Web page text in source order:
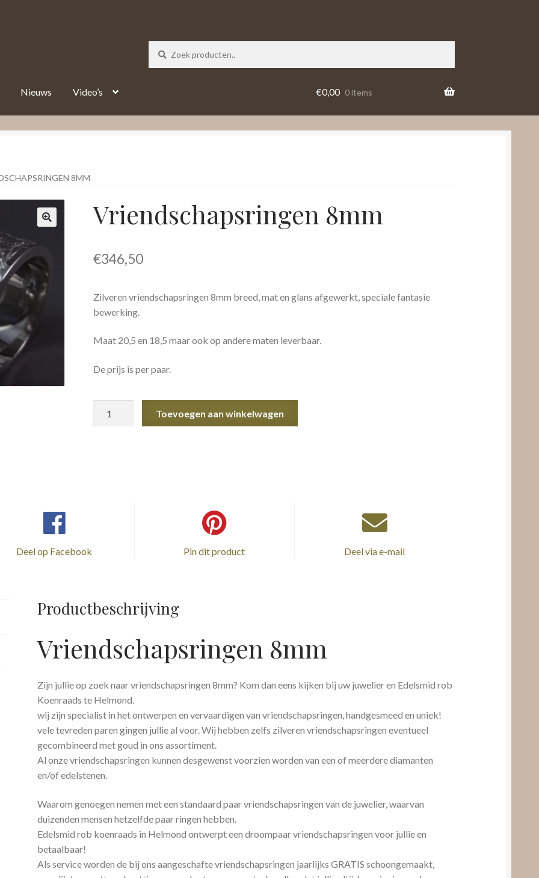
Nieuws Video’s €0,00 0 items
8MM
Vriendschapsringen 8mm
€346,50
Zilveren vriendschapsringen 8mm breed, mat en glans afgewerkt, speciale fantasie
bewerking.
Maat 20,5 en 18,5 maar ook op andere maten leverbaar.
De prijs is per paar.
Toevoegen aan winkelwagen
Deel op Facebook Pin dit product Deel via e-mail
Productbeschrijving
Vriendschapsringen 8mm
Zijn jullie op zoek naar vriendschapsringen 8mm? Kom dan eens kijken bij uw juwelier en Edelsmid rob
Koenraads te Helmond.
wij zijn specialist in het ontwerpen en vervaardigen van vriendschapsringen, handgesmeed en uniek!
vele tevreden paren gingen jullie al voor. Wij hebben zelfs zilveren vriendschapsringen eventueel
gecombineerd met goud in ons assortiment.
Al onze vriendschapsringen kunnen desgewenst voorzien worden van een of meerdere diamanten
en/of edelstenen.
Waarom genoegen nemen met een standaard paar vriendschapsringen van de juwelier, waarvan
duizenden mensen hetzelfde paar ringen hebben.
Edelsmid rob koenraads in Helmond ontwerpt een droompaar vriendschapsringen voor jullie en
betaalbaar!
Als service worden de bij ons aangeschafte vriendschapsringen jaarlijks GRATIS schoongemaakt,